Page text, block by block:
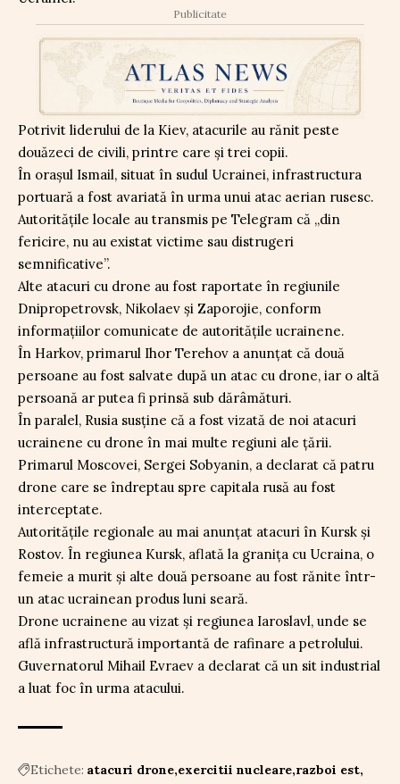
Publicitate
Potrivit liderului de la Kiev, atacurile au rănit peste
douăzeci de civili, printre care și trei copii.
În orașul Ismail, situat în sudul Ucrainei, infrastructura
portuară a fost avariată în urma unui atac aerian rusesc.
Autoritățile locale au transmis pe Telegram că „din
fericire, nu au existat victime sau distrugeri
semnificative”.
Alte atacuri cu drone au fost raportate în regiunile
Dnipropetrovsk, Nikolaev și Zaporojie, conform
informațiilor comunicate de autoritățile ucrainene.
În Harkov, primarul Ihor Terehov a anunțat că două
persoane au fost salvate după un atac cu drone, iar o altă
persoană ar putea fi prinsă sub dărâmături.
În paralel, Rusia susține că a fost vizată de noi atacuri
ucrainene cu drone în mai multe regiuni ale țării.
Primarul Moscovei, Sergei Sobyanin, a declarat că patru
drone care se îndreptau spre capitala rusă au fost
interceptate.
Autoritățile regionale au mai anunțat atacuri în Kursk și
Rostov. În regiunea Kursk, aflată la granița cu Ucraina, o
femeie a murit și alte două persoane au fost rănite într-
un atac ucrainean produs luni seară.
Drone ucrainene au vizat și regiunea Iaroslavl, unde se
află infrastructură importantă de rafinare a petrolului.
Guvernatorul Mihail Evraev a declarat că un sit industrial
a luat foc în urma atacului.
Etichete: atacuri drone exercitii nucleare razboi est